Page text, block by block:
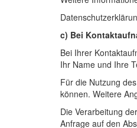
c) Bei
Bei Ihrer
Ihr Name und Ihre
Für die Nutzung
können. Weitere
Die Verarbeitung
Anfrage auf den